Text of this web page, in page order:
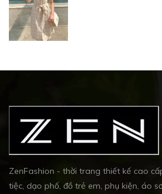
ZenFashion - thời trang thiết kế cao
tiệc, dạo phố, đồ trẻ em, phụ kiện, áo